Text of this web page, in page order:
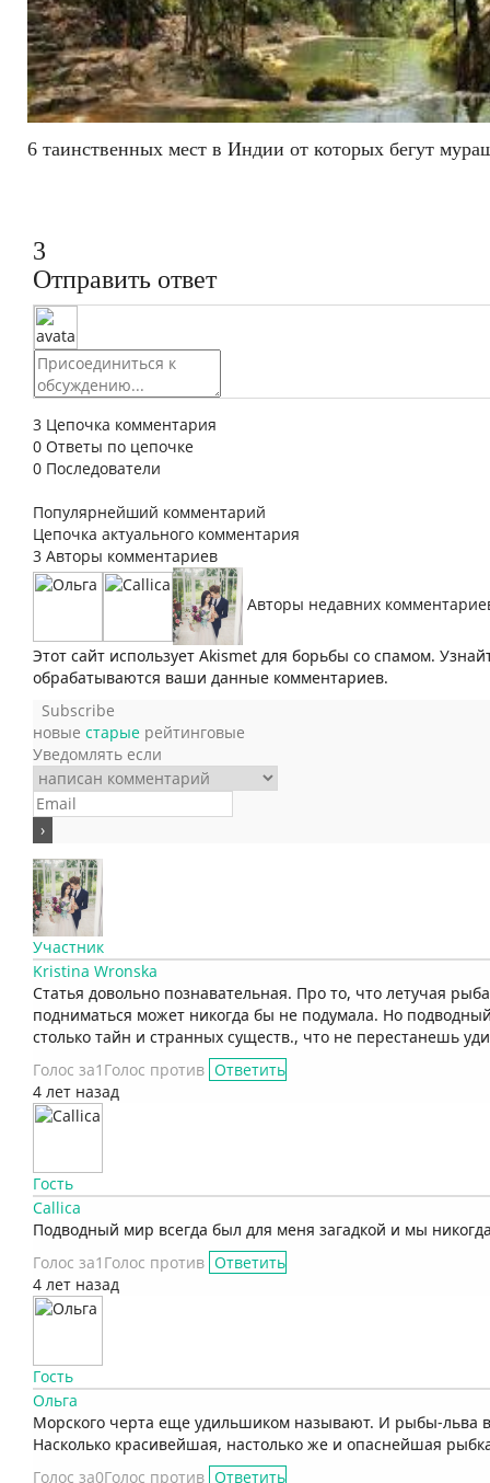
6 таинственных мест в Индии от которых бегут
3
Отправить ответ
3 Цепочка комментария
0 Ответы по цепочке
0 Последователи
Популярнейший комментарий
Цепочка актуального комментария
3 Авторы комментариев
Авторы недавних
Этот сайт использует Akismet для борьбы со спамом.
обрабатываются ваши данные комментариев.
Subscribe
новые старые рейтинговые
Уведомлять если
Участник
Kristina Wronska
Статья довольно познавательная. Про то, что летучая
подниматься может никогда бы не подумала. Но
столько тайн и странных существ., что не перестанешь
Голос за1 Голос против Ответить
4 лет назад
Гость
Callica
Подводный мир всегда был для меня загадкой и мы
Голос за1 Голос против Ответить
4 лет назад
Гость
Ольга
Морского черта еще удильшиком называют. И рыбы-льва в
Насколько красивейшая, настолько же и опаснейшая
Голос за0Голос против Ответить